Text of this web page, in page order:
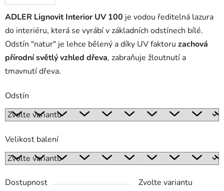
ADLER Lignovit Interior UV 100 je vodou ředitelná lazura
do interiéru, která se vyrábí v základních odstínech bílé.
Odstín "natur" je lehce bělený a díky UV faktoru zachová
přírodní světlý vzhled dřeva, zabraňuje žloutnutí a
tmavnutí dřeva.
Odstín
Velikost balení
Dostupnost
Zvolte variantu